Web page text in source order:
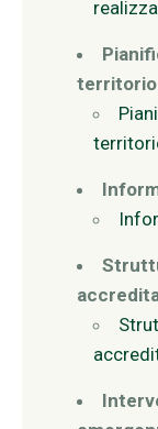
territorio